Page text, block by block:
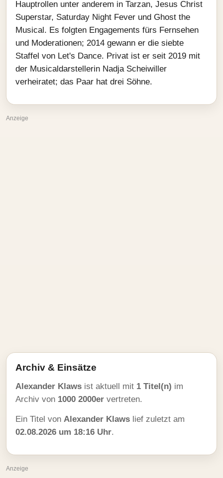
Hauptrollen unter anderem in Tarzan, Jesus Christ
Superstar, Saturday Night Fever und Ghost the
Musical. Es folgten Engagements fürs Fernsehen
und Moderationen; 2014 gewann er die siebte
Staffel von Let's Dance. Privat ist er seit 2019 mit
der Musicaldarstellerin Nadja Scheiwiller
verheiratet; das Paar hat drei Söhne.
Anzeige
Archiv & Einsätze
Alexander Klaws ist aktuell mit 1 Titel(n) im
Archiv von 1000 2000er vertreten.
Ein Titel von Alexander Klaws lief zuletzt am
02.08.2026 um 18:16 Uhr.
Anzeige